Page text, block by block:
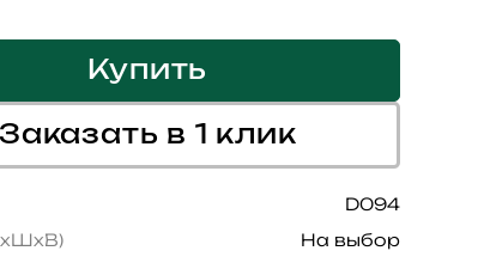
Купить
Заказать в 1 клик
D094
На выбор